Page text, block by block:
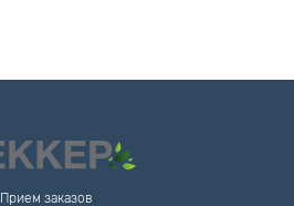
Прием заказов